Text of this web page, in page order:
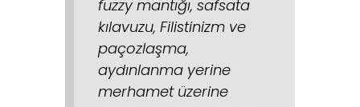
fuzzy mantığı, safsata
kılavuzu, Filistinizm ve
paçozlaşma,
aydınlanma yerine
merhamet üzerine